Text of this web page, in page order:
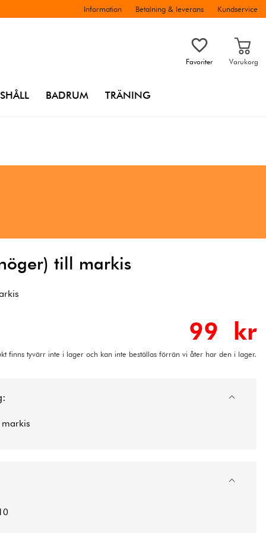
Information Betalning & leverans Kundservice
Favoriter Varukorg
BADRUM TRÄNING
till markis
99 kr
finns tyvärr inte i lager och kan inte beställas förrän vi åter har den i lager.